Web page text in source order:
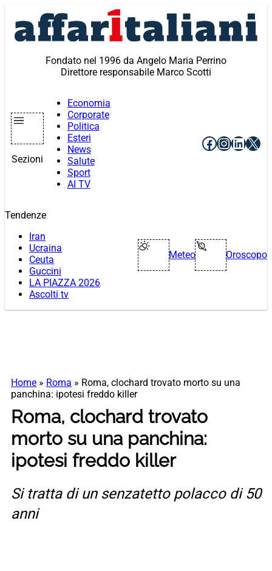
contenuto
Fondato nel 1996 da Angelo Maria Perrino
Direttore responsabile Marco Scotti
Sezioni
Economia
Corporate
Politica
Esteri
News
Salute
Sport
AI TV
Facebook
X
Tendenze
Iran
Ucraina
Ceuta
Guccini
LA PIAZZA 2026
Ascolti tv
Meteo Oroscopo
Home » Roma » Roma, clochard trovato morto su una
panchina: ipotesi freddo killer
Roma, clochard trovato
morto su una panchina:
ipotesi freddo killer
Si tratta di un senzatetto polacco di 50
anni